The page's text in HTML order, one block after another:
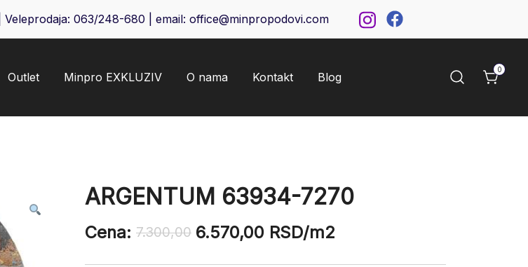
| Veleprodaja: 063/248-680 | email: office@minpropodovi.com
Outlet Minpro EXKLUZIV O nama Kontakt Blog
0
ARGENTUM 63934-7270
Cena: 7.300,00 6.570,00 RSD/m2